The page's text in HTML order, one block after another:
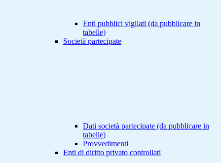
Enti pubblici vigilati (da pubblicare in
tabelle)
Società partecipate
Dati società partecipate (da pubblicare in
tabelle)
Provvedimenti
Enti di diritto privato controllati